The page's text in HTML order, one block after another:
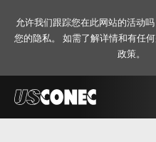
允许我们跟踪您在此网站的活动
您的隐私。 如需了解详情和有任
政策。